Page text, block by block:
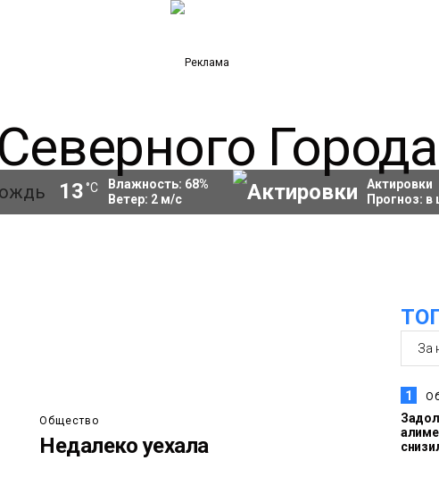
13 °C Влажность: 68%
Ветер: 2м/с
Актировки
Прогноз: в
Общество
Недалеко уехала
1